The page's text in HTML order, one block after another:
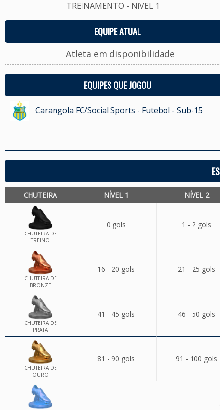
TREINAMENTO - NíVEL 1
EQUIPE ATUAL
Atleta em disponibilidade
EQUIPES QUE JOGOU
Carangola FC/Social Sports - Futebol - Sub-15
CHUTEIRA NÍVEL 1 NÍVEL 2
CHUTEIRA DE
TREINO
0 gols 1 - 2 gols
CHUTEIRA DE
BRONZE
16 - 20 gols 21 - 25 gols
CHUTEIRA DE
PRATA
41 - 45 gols 46 - 50 gols
CHUTEIRA DE
OURO
81 - 90 gols 91 - 100 gols